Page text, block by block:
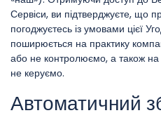
Сервіси, ви підтверджуєте, що
погоджуєтесь із умовами цієї
поширюється на практику
або не контролюємо, а також
не керуємо.
Автоматичний